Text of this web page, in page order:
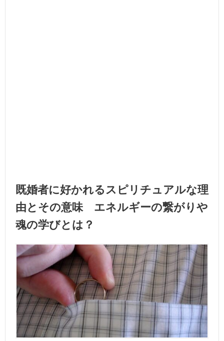
既婚者に好かれるスピリチュアルな理
由とその意味 エネルギーの繋がりや
魂の学びとは？